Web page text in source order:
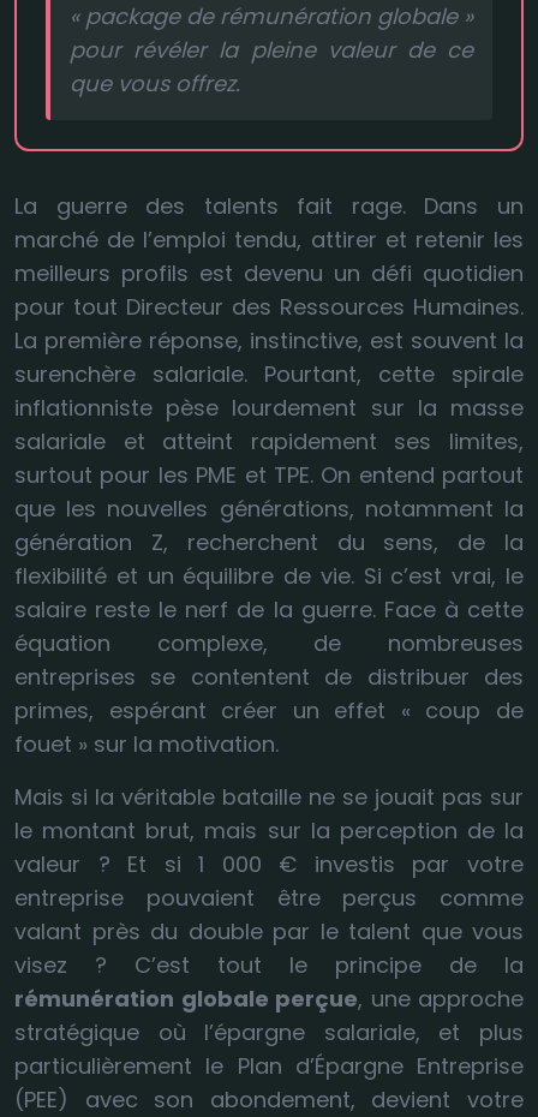
« package de rémunération globale »
pour révéler la pleine valeur de ce
que vous offrez.
La guerre des talents fait rage. Dans un
marché de l’emploi tendu, attirer et retenir les
meilleurs profils est devenu un défi quotidien
pour tout Directeur des Ressources Humaines.
La première réponse, instinctive, est souvent la
surenchère salariale. Pourtant, cette spirale
inflationniste pèse lourdement sur la masse
salariale et atteint rapidement ses limites,
surtout pour les PME et TPE. On entend partout
que les nouvelles générations, notamment la
génération Z, recherchent du sens, de la
flexibilité et un équilibre de vie. Si c’est vrai, le
salaire reste le nerf de la guerre. Face à cette
équation complexe, de nombreuses
entreprises se contentent de distribuer des
primes, espérant créer un effet « coup de
fouet » sur la motivation.
Mais si la véritable bataille ne se jouait pas sur
le montant brut, mais sur la perception de la
valeur ? Et si 1 000 € investis par votre
entreprise pouvaient être perçus comme
valant près du double par le talent que vous
visez ? C’est tout le principe de la
rémunération globale perçue, une approche
stratégique où l’épargne salariale, et plus
particulièrement le Plan d’Épargne Entreprise
(PEE) avec son abondement, devient votre